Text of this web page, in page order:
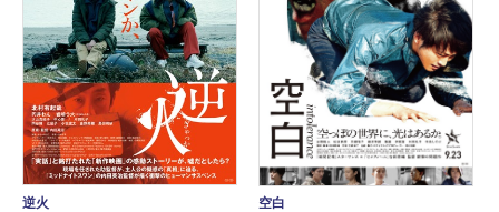
逆火
空白